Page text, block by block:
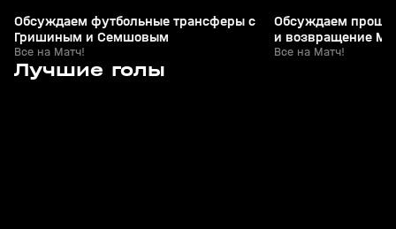
Обсуждаем футбольные трансферы с
Гришиным и Семшовым
Все на Матч!
Обсуждаем
и возвращение
Григоряном и
Все на Матч!
Лучшие голы
10 мая, 22:26